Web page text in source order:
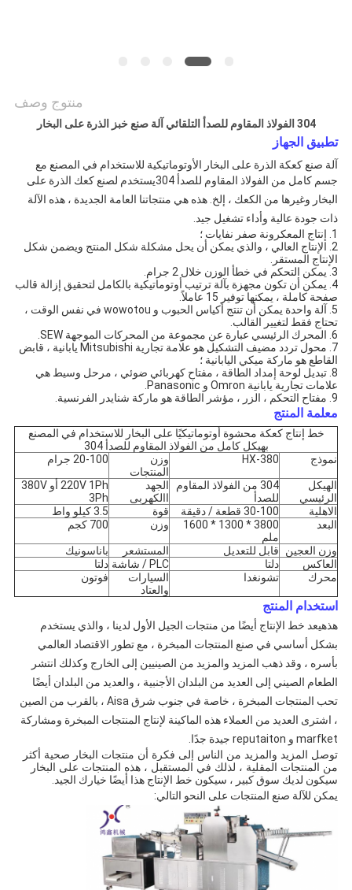
منتوج وصف
304 الفولاذ المقاوم للصدأ التلقائي آلة صنع خبز الذرة على البخار
تطبيق الجهاز
آلة صنع كعكة الذرة على البخار الأوتوماتيكية للاستخدام في المصنع مع
جسم كامل من الفولاذ المقاوم للصدأ 304
يستخدم لصنع كعك الذرة على
البخار وغيرها من الكعك ، إلخ. هذه هي منتجاتنا العامة الجديدة ، هذه الآلة
ذات جودة عالية وأداء تشغيل جيد.
1. إنتاج المعكرونة صفر نفايات ؛
2. الإنتاج العالي ، والذي يمكن أن يحل مشكلة شكل المنتج ويضمن شكل
الإنتاج المستقر.
3. يمكن التحكم في خطأ الوزن خلال 2 جرام.
4. يمكن أن تكون مجهزة بآلة ترتيب أوتوماتيكية بالكامل لتحقيق إزالة قالب
صفحة كاملة ، يمكنها توفير 15 عاملاً.
5. آلة واحدة يمكن أن تنتج أكياس الحبوب و wowotou في نفس الوقت ،
تحتاج فقط لتغيير القالب.
6. المحرك الرئيسي عبارة عن مجموعة من المحركات الموجهة SEW.
7. محول تردد مضيف التشكيل هو علامة تجارية Mitsubishi يابانية ، قابض
القاطع هو ماركة ميكي اليابانية ؛
8. تبديل لوحة إمداد الطاقة ، مفتاح كهربائي ضوئي ، مرحل وسيط هي
علامات تجارية يابانية Omron و Panasonic.
9. مفتاح التحكم ، الزر ، مؤشر الطاقة هو ماركة شنايدر الفرنسية.
معلمة المنتج
خط إنتاج كعكة محشوة أوتوماتيكيًا على البخار للاستخدام في المصنع
بهيكل كامل من الفولاذ المقاوم للصدأ 304
نموذج
HX-380
وزن
المنتجات
20-100 جرام
الهيكل
الرئيسي
304 من الفولاذ المقاوم
للصدأ
الجهد
االكهربى
220V 1Ph أو 380V
3Ph
الاهلية
30-100 قطعة / دقيقة قوة
3.5 كيلو واط
البعد
3800 * 1300 * 1600
ملم
وزن 700 كجم
وزن العجين قابل للتعديل المستشعر
باناسونيك
العاكس
دلتا PLC / شاشة
دلتا
محرك
تشونغدا
السيارات
والعتاد
فوتون
استخدام المنتج
هذهيعد خط الإنتاج أيضًا من منتجات الجيل الأول لدينا ، والذي يستخدم
بشكل أساسي في صنع المنتجات المبخرة ، مع تطور الاقتصاد العالمي
بأسره ، وقد ذهب المزيد والمزيد من الصينيين إلى الخارج وكذلك انتشر
الطعام الصيني إلى العديد من البلدان الأجنبية ، والعديد من البلدان أيضًا
تحب المنتجات المبخرة ، خاصة في جنوب شرق Aisa ، بالقرب من الصين
، اشترى العديد من العملاء هذه الماكينة لإنتاج المنتجات المبخرة ومشاركة
marfket و reputaiton جيدة جدًا.
توصل المزيد والمزيد من الناس إلى فكرة أن منتجات البخار صحية أكثر
من المنتجات المقلية ، لذلك في المستقبل ، هذه المنتجات على البخار
سيكون لديك سوق كبير ، سيكون خط الإنتاج هذا أيضًا خيارك الجيد.
يمكن للآلة صنع المنتجات على النحو التالي: